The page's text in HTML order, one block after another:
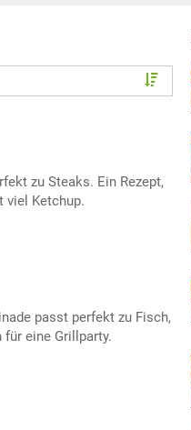
zu Steaks. Ein Rezept,
viel Ketchup.
passt perfekt zu Fisch,
eine Grillparty.